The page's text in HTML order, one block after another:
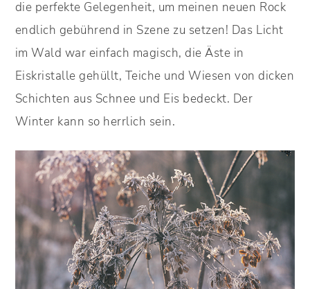
die perfekte Gelegenheit, um meinen neuen Rock
endlich gebührend in Szene zu setzen! Das Licht
im Wald war einfach magisch, die Äste in
Eiskristalle gehüllt, Teiche und Wiesen von dicken
Schichten aus Schnee und Eis bedeckt. Der
Winter kann so herrlich sein.